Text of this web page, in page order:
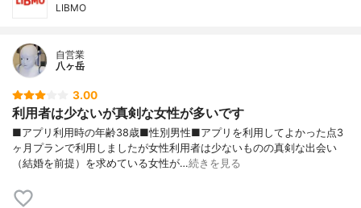
LIBMO
自営業
八ヶ岳
3.00
利用者は少ないが真剣な女性が多いです
■アプリ利用時の年齢38歳■性別男性■アプリを利用してよかった点3
ヶ月プランで利用しましたが女性利用者は少ないものの真剣な出会い
（結婚を前提）を求めている女性が…続きを見る